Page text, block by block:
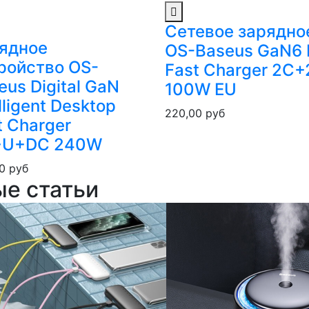
OS-
Digital GaN
Desktop
Charger
240W
руб
Сетевое
OS-Baseus GaN6
Fast Charger
100W EU
220,00 руб
статьи